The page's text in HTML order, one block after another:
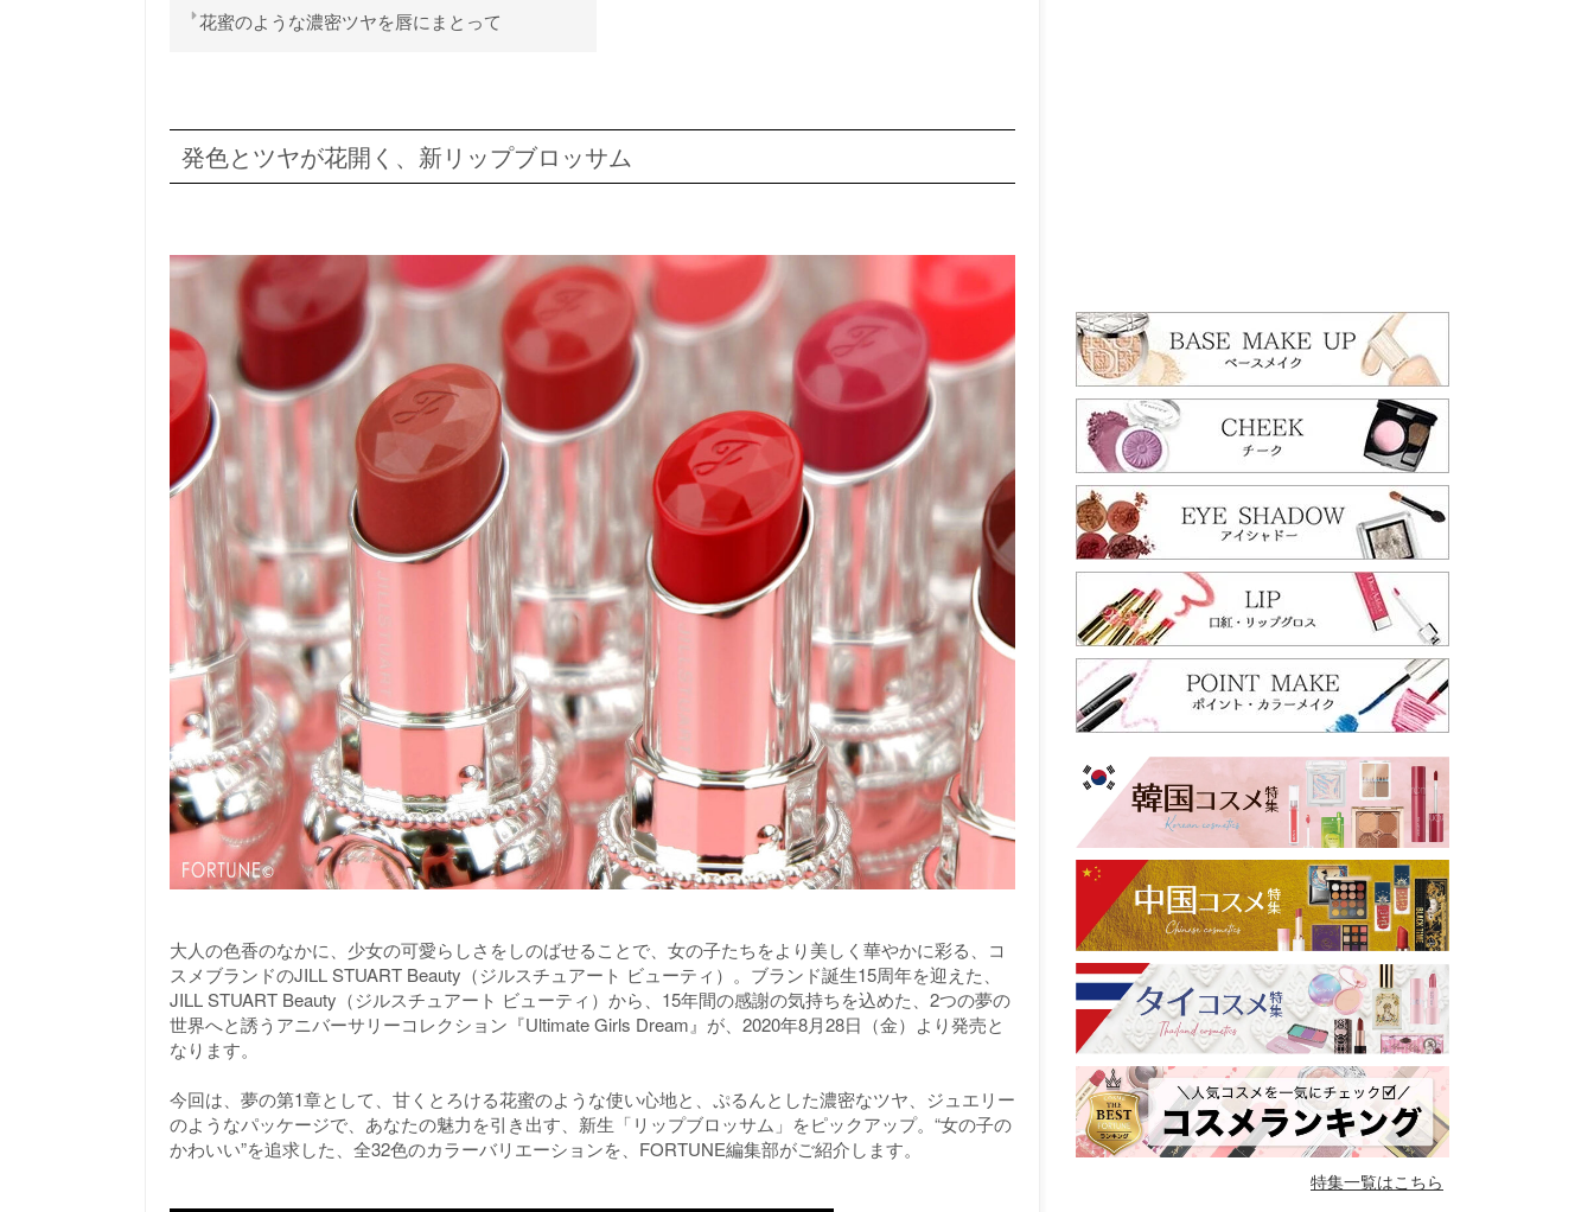
花蜜のような濃密ツヤを唇にまとって
発色とツヤが花開く、新リップブロッサム
大人の色香のなかに、少女の可愛らしさをしのばせることで、女の子たちをより美しく華やかに彩る、コ
スメブランドのJILL STUART Beauty（ジルスチュアート ビューティ）。ブランド誕生15周年を迎えた、
JILL STUART Beauty（ジルスチュアート ビューティ）から、15年間の感謝の気持ちを込めた、2つの夢の
世界へと誘うアニバーサリーコレクション『Ultimate Girls Dream』が、2020年8月28日（金）より発売と
なります。
今回は、夢の第1章として、甘くとろける花蜜のような使い心地と、ぷるんとした濃密なツヤ、ジュエリー
のようなパッケージで、あなたの魅力を引き出す、新生「リップブロッサム」をピックアップ。“女の子の
かわいい”を追求した、全32色のカラーバリエーションを、FORTUNE編集部がご紹介します。
特集一覧はこちら